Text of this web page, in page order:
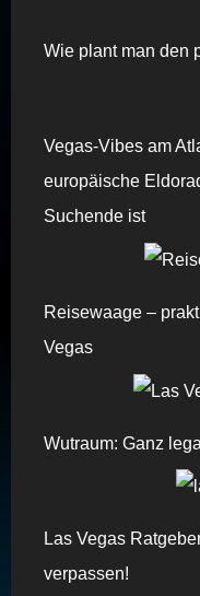
Wie plant man den
Vegas-Vibes am
europäische
Suchende ist
Reisewaage –
Vegas
Wutraum: Ganz
Las Vegas
verpassen!